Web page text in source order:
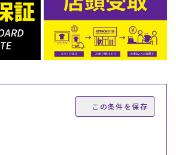
この条件を保存